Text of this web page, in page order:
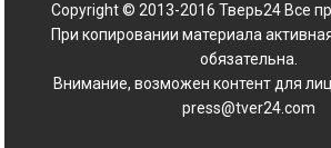
Copyright © 2013-2016 Тверь24 Все
При копировании материала
обязательна.
Внимание, возможен контент для
press@tver24.com